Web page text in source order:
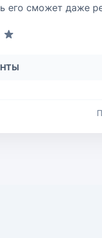
его сможет даже